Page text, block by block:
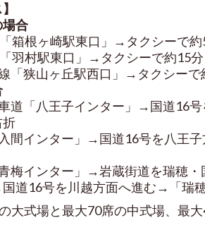
合
箱根ヶ崎駅東口」→タクシーで
羽村駅東口」→タクシーで約15
「狭山ヶ丘駅西口」→タクシーで
道「八王子インター」→国道16
折
間インター」→国道16号を八王
梅インター」→岩蔵街道を瑞穂
道16号を川越方面へ進む→「瑞
大式場と最大70席の中式場、最